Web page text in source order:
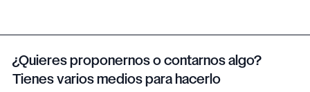
¿Quieres proponernos o contarnos algo?
Tienes varios medios para hacerlo